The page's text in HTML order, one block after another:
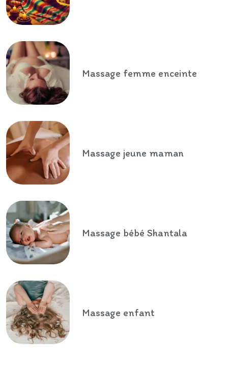
Massage femme enceinte
Massage jeune maman
Massage bébé Shantala
Massage enfant